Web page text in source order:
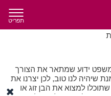
תפריט
ידוע שמתאר את הצורך
שיהיה לנו טוב, לכן יצרנו את
שתוכלו למצוא את הבן זוג או